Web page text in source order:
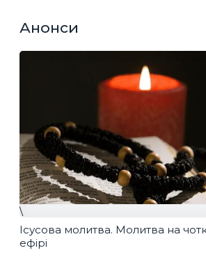
Анонси
\
Ісусова молитва. Молитва на
ефірі